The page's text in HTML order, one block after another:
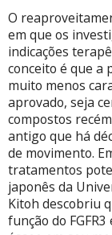
O
em que os
indicações
conceito é que a
muito menos
aprovado, seja
compostos
antigo que há
de movimento.
tratamentos
japonês da
Kitoh descobriu
função do